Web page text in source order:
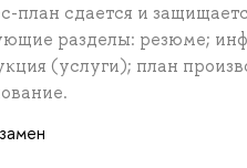
план сдается и
разделы: резюме;
(услуги); план